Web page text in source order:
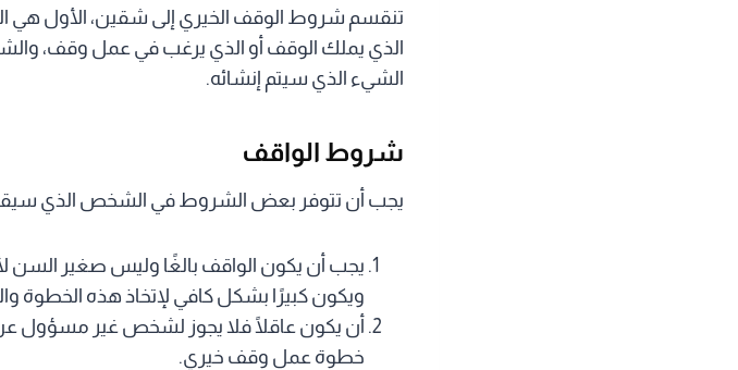
تنقسم شروط الوقف الخيري إلى شقين، الأول
الذي يملك الوقف أو الذي يرغب في عمل وقف،
الشيء الذي سيتم إنشائه.
شروط الواقف
يجب أن تتوفر بعض الشروط في الشخص الذي
يجب أن يكون الواقف بالغًا وليس صغير
ويكون كبيرًا بشكل كافي لإتخاذ هذه الخطوة
أن يكون عاقلًا فلا يجوز لشخص غير مسؤول
خطوة عمل وقف خيري.